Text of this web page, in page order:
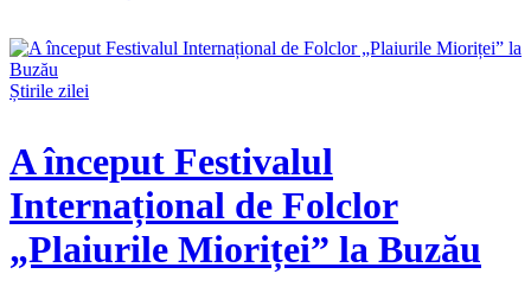
Știrile zilei
A început Festivalul
Internațional de Folclor
„Plaiurile Mioriței” la Buzău